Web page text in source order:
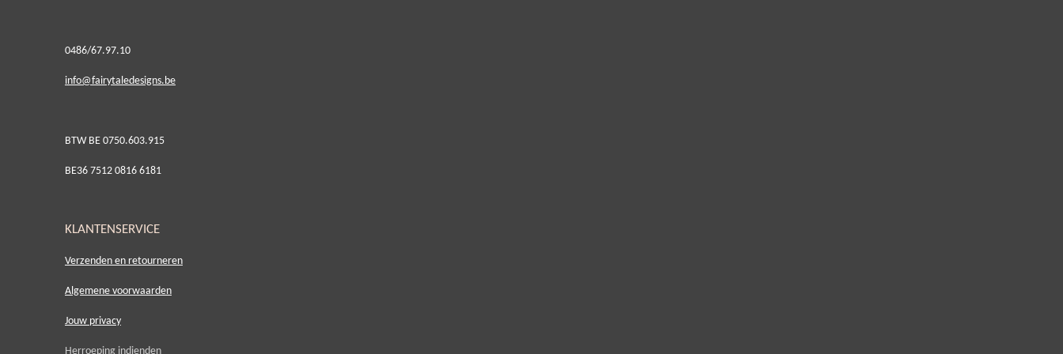
0486/67.97.10
info@fairytaledesigns.be
BTW BE 0750.603.915
BE36 7512 0816 6181
KLANTENSERVICE
Verzenden en retourneren
Algemene voorwaarden
Jouw privacy
Herroeping indienden